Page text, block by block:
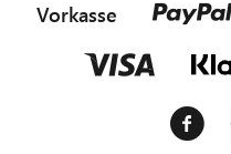
Vorkasse